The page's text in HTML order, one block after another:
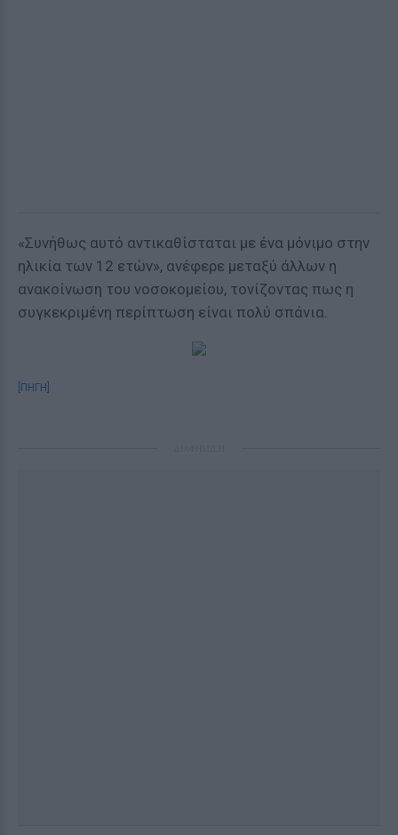
«Συνήθως αυτό αντικαθίσταται με ένα μόνιμο στην
ηλικία των 12 ετών», ανέφερε μεταξύ άλλων η
ανακοίνωση του νοσοκομείου, τονίζοντας πως η
συγκεκριμένη περίπτωση είναι πολύ σπάνια.
[ΠΗΓΗ]